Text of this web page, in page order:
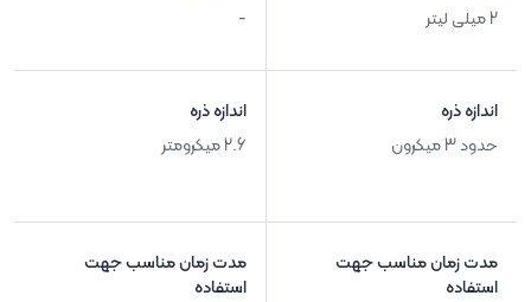
2 میلی لیتر
اندازه ذره
حدود 3 میکرون
مدت زمان مناسب جهت
استفاده
-
اندازه ذره
2.6 میکرومتر
مدت زمان مناسب جهت
استفاده